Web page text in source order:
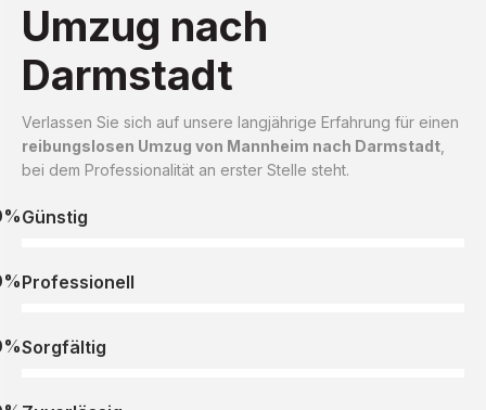
Umzug nach
Darmstadt
Verlassen Sie sich auf unsere langjährige Erfahrung für einen
reibungslosen Umzug von Mannheim nach Darmstadt
bei dem Professionalität an erster Stelle steht.
Günstig
Professionell
Sorgfältig